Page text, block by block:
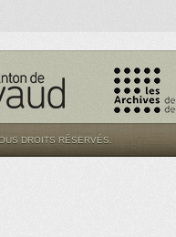
DROITS RÉSERVÉS.